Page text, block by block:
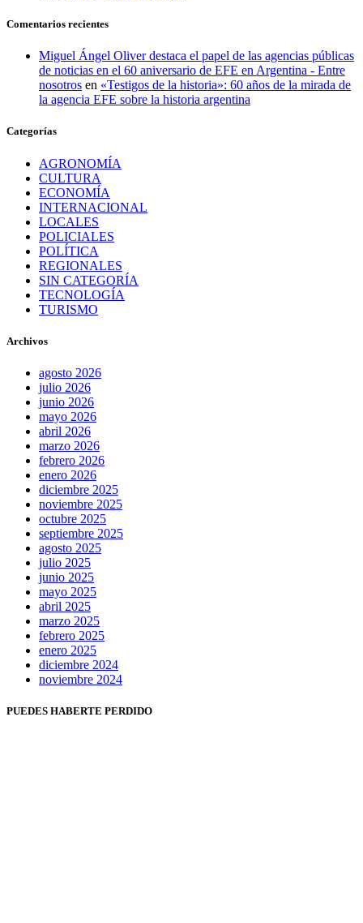
Comentarios recientes
Miguel Ángel Oliver destaca el papel de las agencias públicas
de noticias en el 60 aniversario de EFE en Argentina - Entre
nosotros en «Testigos de la historia»: 60 años de la mirada de
la agencia EFE sobre la historia argentina
Categorías
AGRONOMÍA
CULTURA
ECONOMÍA
INTERNACIONAL
LOCALES
POLICIALES
POLÍTICA
REGIONALES
SIN CATEGORÍA
TECNOLOGÍA
TURISMO
Archivos
agosto 2026
julio 2026
junio 2026
mayo 2026
abril 2026
marzo 2026
febrero 2026
enero 2026
diciembre 2025
noviembre 2025
octubre 2025
septiembre 2025
agosto 2025
julio 2025
junio 2025
mayo 2025
abril 2025
marzo 2025
febrero 2025
enero 2025
diciembre 2024
noviembre 2024
PUEDES HABERTE PERDIDO